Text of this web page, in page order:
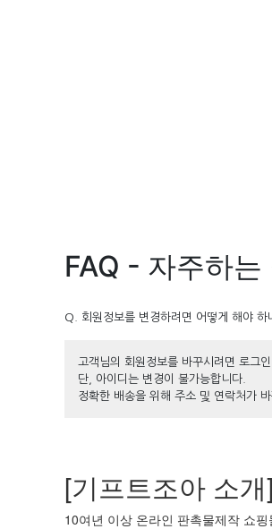
FAQ - 자주하는
Q. 회원정보를 변경하려면 어떻게 해야 하
고객님의 회원정보를 바꾸시려면 로그
단, 아이디는 변경이 불가능합니다.
정확한 배송을 위해 주소 및 연락처가
[기프트조아 소개]
10여년 이상 온라인 판촉물제작 쇼